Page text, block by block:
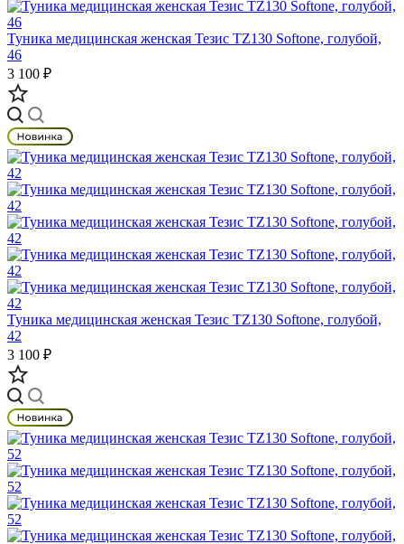
Туника медицинская женская Тезис TZ130 Softone, голубой,
46
3 100 ₽
Туника медицинская женская Тезис TZ130 Softone, голубой,
42
3 100 ₽